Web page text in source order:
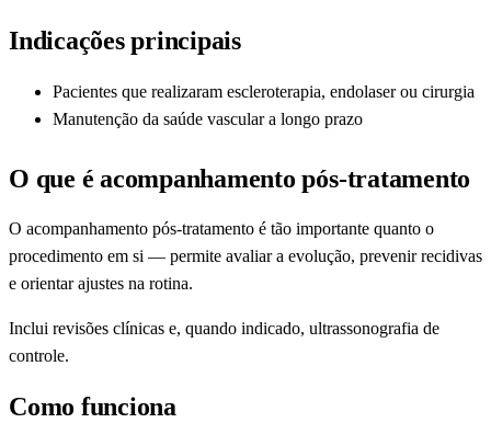
Indicações principais
Pacientes que realizaram escleroterapia, endolaser ou cirurgia
Manutenção da saúde vascular a longo prazo
O que éacompanhamento pós-tratamento
O acompanhamento pós-tratamento é tão importante quanto o
procedimento em si — permite avaliar a evolução, prevenir recidivas
e orientar ajustes na rotina.
Inclui revisões clínicas e, quando indicado, ultrassonografia de
controle.
Como funciona